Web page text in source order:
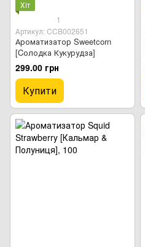
Хіт
1
Артикул: CCB002651
Ароматизатор Sweetcorn
[Cолодка Кукурудза]
299.00 грн
Купити